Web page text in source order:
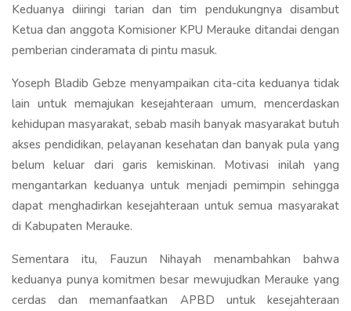
Keduanya diiringi tarian dan tim pendukungnya disambut
Ketua dan anggota Komisioner KPU Merauke ditandai dengan
pemberian cinderamata di pintu masuk.
Yoseph Bladib Gebze menyampaikan cita-cita keduanya tidak
lain untuk memajukan kesejahteraan umum, mencerdaskan
kehidupan masyarakat, sebab masih banyak masyarakat butuh
akses pendidikan, pelayanan kesehatan dan banyak pula yang
belum keluar dari garis kemiskinan. Motivasi inilah yang
mengantarkan keduanya untuk menjadi pemimpin sehingga
dapat menghadirkan kesejahteraan untuk semua masyarakat
di Kabupaten Merauke.
Sementara itu, Fauzun Nihayah menambahkan bahwa
keduanya punya komitmen besar mewujudkan Merauke yang
cerdas dan memanfaatkan APBD untuk kesejahteraan